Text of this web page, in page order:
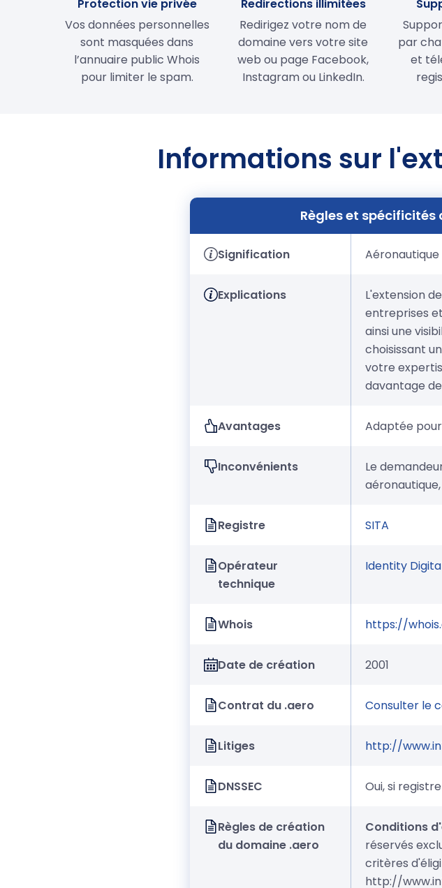
Protection vie privée
Vos données personnelles
sont masquées dans
l’annuaire public Whois
pour limiter le spam.
Redirections illimitées
Redirigez votre nom de
domaine vers votre site
web ou page Facebook,
Instagram ou LinkedIn.
par
et
Informations sur
Règles et spécificités
Signification Aéronautique
Explications
L'extension
entreprises
ainsi une
choisissant
votre
davantage
Avantages Adaptée
Inconvénients
Le
Registre SITA
Opérateur
technique
Identity
Whois https://
Date de création 2001
Contrat du .aero Consulter le
Litiges http://
DNSSEC Oui, si
Règles de création
du domaine .aero
Conditions
réservés
critères
http://